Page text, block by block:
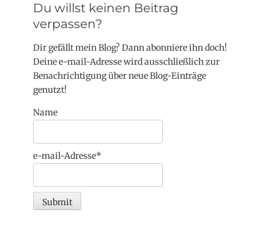
Du willst keinen Beitrag
verpassen?
Dir gefällt mein Blog? Dann abonniere ihn doch!
Deine e-mail-Adresse wird ausschließlich zur
Benachrichtigung über neue Blog-Einträge
genutzt!
Name
e-mail-Adresse*